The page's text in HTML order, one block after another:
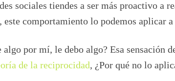
sociales tiendes a ser más proactivo a
este comportamiento lo podemos aplicar
algo por mí, le debo algo? Esa sensación
de la reciprocidad, ¿Por qué no lo